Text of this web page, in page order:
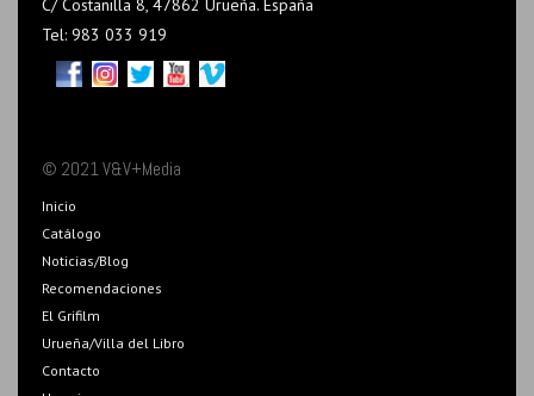
Tel: 983 033 919
© 2021 V&V+Media
Inicio
Catálogo
Noticias/Blog
Recomendaciones
El Grifilm
Urueña/Villa del Libro
Contacto